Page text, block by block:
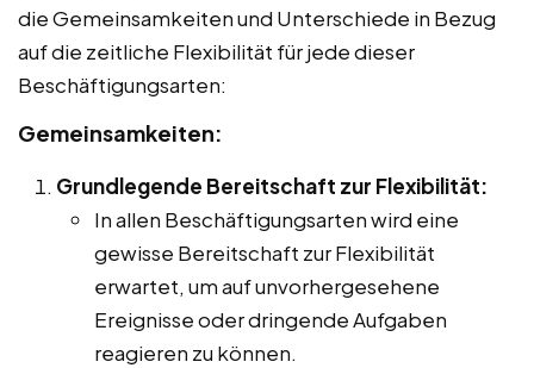
die Gemeinsamkeiten und Unterschiede in Bezug
auf die zeitliche Flexibilität für jede dieser
Beschäftigungsarten:
Gemeinsamkeiten:
Grundlegende Bereitschaft zur Flexibilität:
In allen Beschäftigungsarten wird eine
gewisse Bereitschaft zur Flexibilität
erwartet, um auf unvorhergesehene
Ereignisse oder dringende Aufgaben
reagieren zu können.